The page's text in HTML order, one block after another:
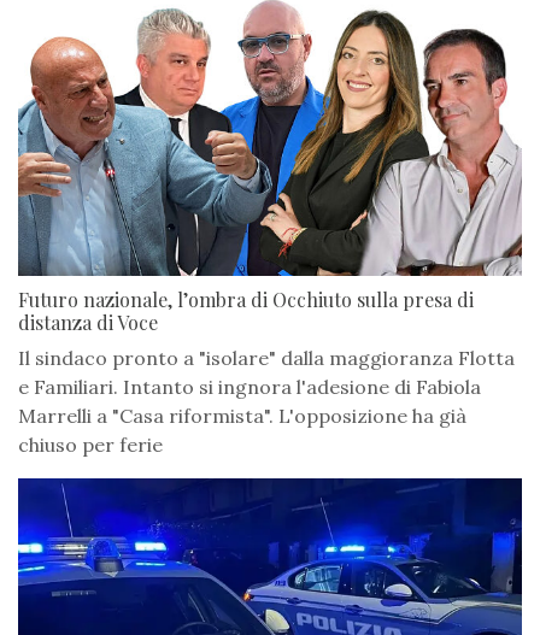
Futuro nazionale, l’ombra di Occhiuto sulla presa di
distanza di Voce
Il sindaco pronto a "isolare" dalla maggioranza Flotta
e Familiari. Intanto si ingnora l'adesione di Fabiola
Marrelli a "Casa riformista". L'opposizione ha già
chiuso per ferie